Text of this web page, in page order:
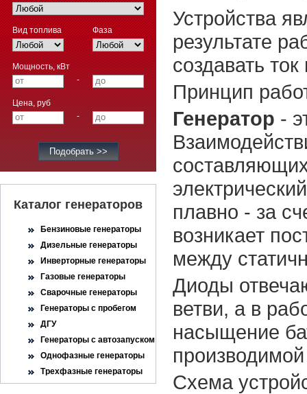
Вид топлива Фаза
Мощность, кВт
-
Цена, руб
-
Каталог генераторов
Бензиновые генераторы
Дизельные генераторы
Инверторные генераторы
Газовые генераторы
Сварочные генераторы
Генераторы с пробегом
ДГУ
Генераторы с автозапуском
Однофазные генераторы
Трехфазные генераторы
Устройства
результате
создавать
Принцип
Генератор -
плавно - за
возникает
между
Диоды
ветви, а в
насыщение
Схема